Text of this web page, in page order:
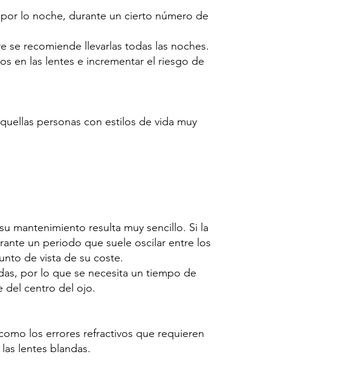
lo noche, durante un cierto número de
se recomiende llevarlas todas las noches.
en las lentes e incrementar el riesgo de
personas con estilos de vida muy
mantenimiento resulta muy sencillo. Si la
un periodo que suele oscilar entre los
de vista de su coste.
por lo que se necesita un tiempo de
del centro del ojo.
los errores refractivos que requieren
lentes blandas.